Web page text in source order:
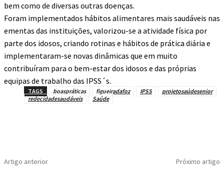
bem como de diversas outras doenças.
Foram implementados hábitos alimentares mais saudáveis nas
ementas das instituições, valorizou-se a atividade física por
parte dos idosos, criando rotinas e hábitos de prática diária e
implementaram-se novas dinâmicas que em muito
contribuíram para o bem-estar dos idosos e das próprias
equipas de trabalho das IPSS´s.
TAGS boaspráticas figueiradafoz IPSS
projetosaúdesenior
redecidadesaudáveis
Saúde
Artigo anterior Próximo artigo